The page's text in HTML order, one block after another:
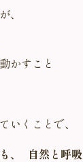
、
かすこと
いくことで、
、 自然と呼